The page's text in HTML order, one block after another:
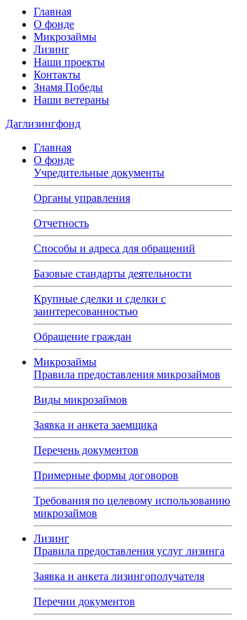
Главная
О фонде
Микрозаймы
Лизинг
Наши проекты
Контакты
Знамя Победы
Наши ветераны
Даглизингфонд
Главная
О фонде
Учредительные документы
Органы управления
Отчетность
Способы и адреса для обращений
Базовые стандарты деятельности
Крупные сделки и сделки с
заинтересованностью
Обращение граждан
Микрозаймы
Правила предоставления микрозаймов
Виды микрозаймов
Заявка и анкета заемщика
Перечень документов
Примерные формы договоров
Требования по целевому использованию
микрозаймов
Лизинг
Правила предоставления услуг лизинга
Заявка и анкета лизингополучателя
Перечни документов